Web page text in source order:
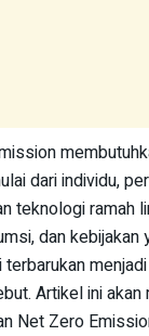
dari individu,
teknologi ramah
dan kebijakan
Artikel ini
Net Zero